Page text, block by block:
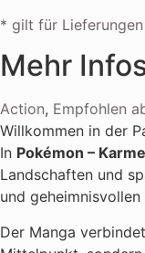
* gilt für
Mehr
Action, Empfohlen
Willkommen in der
In Pokémon –
Landschaften und
und
Der Manga